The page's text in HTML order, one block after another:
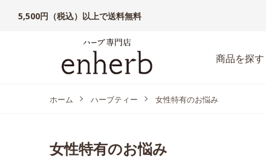
5,500円（税込）以上で送料無料
商品を探す
ホーム ハーブティー 女性特有のお悩み
女性特有のお悩み